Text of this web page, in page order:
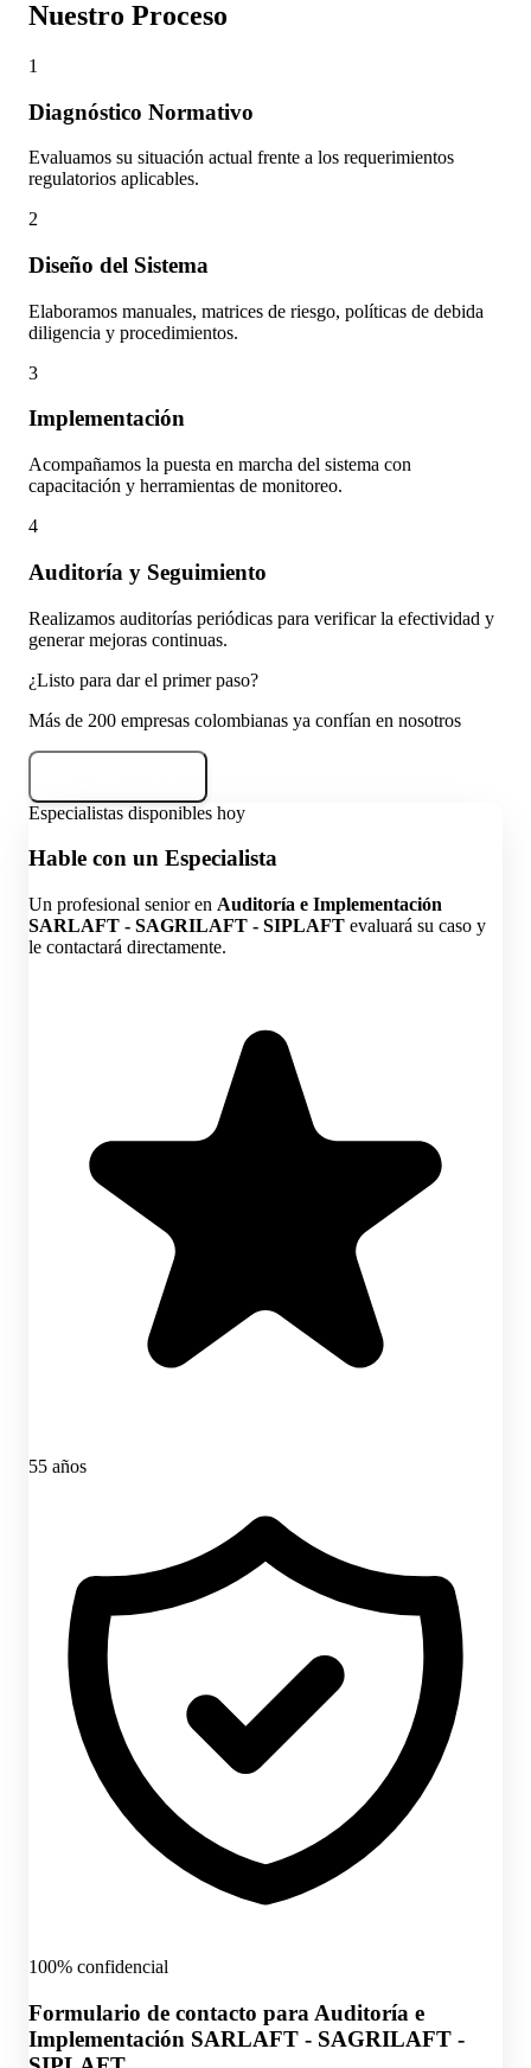
Nuestro Proceso
1
Diagnóstico Normativo
Evaluamos su situación actual frente a los requerimientos
regulatorios aplicables.
2
Diseño del Sistema
Elaboramos manuales, matrices de riesgo, políticas de debida
diligencia y procedimientos.
3
Implementación
Acompañamos la puesta en marcha del sistema con
capacitación y herramientas de monitoreo.
4
Auditoría y Seguimiento
Realizamos auditorías periódicas para verificar la efectividad y
generar mejoras continuas.
¿Listo para dar el primer paso?
Más de 200 empresas colombianas ya confían en nosotros
Especialistas disponibles hoy
Hable con un Especialista
Un profesional senior en Auditoría e Implementación
SARLAFT - SAGRILAFT - SIPLAFT evaluará su caso y
le contactará directamente.
55 años
100% confidencial
Formulario de contacto para Auditoría e
Implementación SARLAFT - SAGRILAFT -